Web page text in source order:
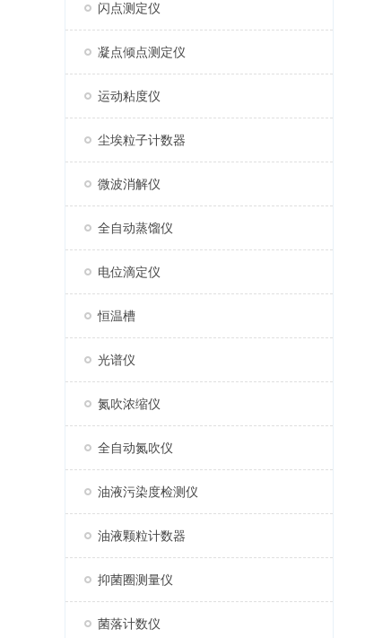
闪点测定仪
凝点倾点测定仪
运动粘度仪
尘埃粒子计数器
微波消解仪
全自动蒸馏仪
电位滴定仪
恒温槽
光谱仪
氮吹浓缩仪
全自动氮吹仪
油液污染度检测仪
油液颗粒计数器
抑菌圈测量仪
菌落计数仪